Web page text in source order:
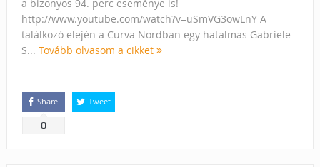
a bizonyos 94. perc eseménye is!
http://www.youtube.com/watch?v=uSmVG3owLnY A
találkozó elején a Curva Nordban egy hatalmas Gabriele
S... Tovább olvasom a cikket
Share
0
Tweet